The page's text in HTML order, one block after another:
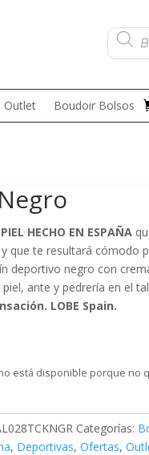
de
Outlet Boudoir Bolsos
PIEL HECHO EN ESPAÑA
que te resultará cómodo
deportivo negro con
ante y pedrería en el
LOBE Spain.
está disponible porque no
Categorías:
, Deportivas, Ofertas,